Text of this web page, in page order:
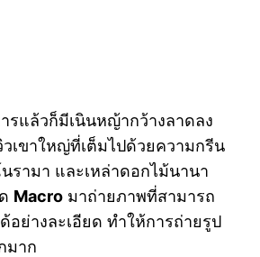
รแล้วก็มีเนินหญ้ากว้างลาดลง
วเขาใหญ่ที่เต็มไปด้วยความกรีน
รามา และเหล่าดอกไม้นานา
Macro มาถ่ายภาพที่สามารถ
อย่างละเอียด ทำให้การถ่ายรูป
มาก